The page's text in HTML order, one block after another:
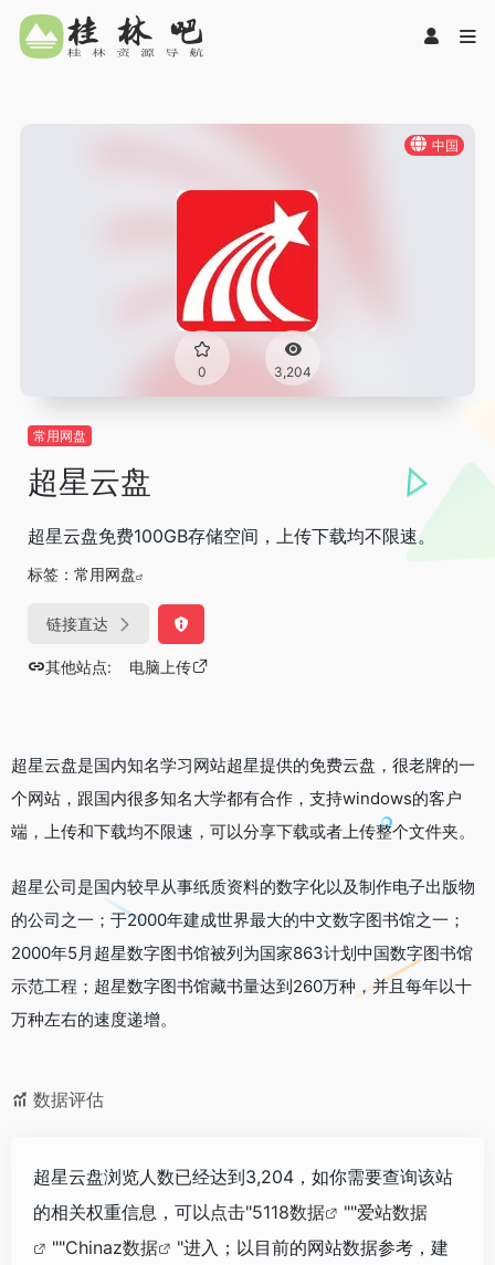
中国
0 3,204
常用网盘
超星云盘
超星云盘免费100GB存储空间，上传下载均不限速。
标签： 常用网盘
链接直达
其他站点: 电脑上传
超星云盘是国内知名学习网站超星提供的免费云盘，很老牌的一
个网站，跟国内很多知名大学都有合作，支持windows的客户
端，上传和下载均不限速，可以分享下载或者上传整个文件夹。
超星公司是国内较早从事纸质资料的数字化以及制作电子出版物
的公司之一；于2000年建成世界最大的中文数字图书馆之一；
2000年5月超星数字图书馆被列为国家863计划中国数字图书馆
示范工程；超星数字图书馆藏书量达到260万种，并且每年以十
万种左右的速度递增。
数据评估
超星云盘浏览人数已经达到3,204，如你需要查询该站
的相关权重信息，可以点击"5118数据 ""爱站数据
""Chinaz数据
"进入；以目前的网站数据参考，建